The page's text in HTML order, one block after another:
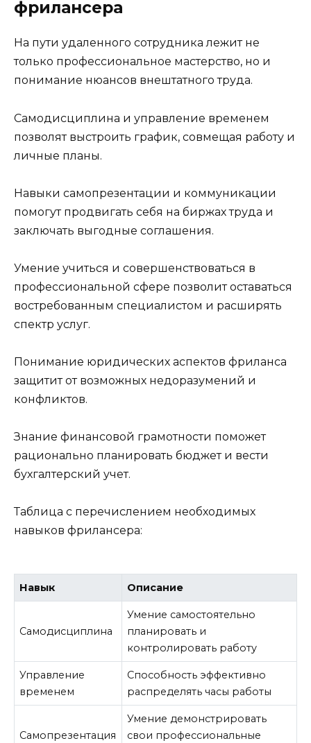
фрилансера
На пути удаленного сотрудника лежит не
только профессиональное мастерство, но и
понимание нюансов внештатного труда.
Самодисциплина и управление временем
позволят выстроить график, совмещая работу и
личные планы.
Навыки самопрезентации и коммуникации
помогут продвигать себя на биржах труда и
заключать выгодные соглашения.
Умение учиться и совершенствоваться в
профессиональной сфере позволит оставаться
востребованным специалистом и расширять
спектр услуг.
Понимание юридических аспектов фриланса
защитит от возможных недоразумений и
конфликтов.
Знание финансовой грамотности поможет
рационально планировать бюджет и вести
бухгалтерский учет.
Таблица с перечислением необходимых
навыков фрилансера:
Навык Описание
Самодисциплина
Умение самостоятельно
планировать и
контролировать работу
Управление
временем
Способность эффективно
распределять часы работы
Самопрезентация
Умение демонстрировать
свои профессиональные